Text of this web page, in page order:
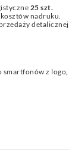
25 szt.
nadruku.
detalicznej.
smartfonów z logo